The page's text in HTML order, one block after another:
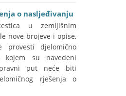
o nasljeđivanju
u zemljišnim
nove brojeve i opise,
djelomično
su navedeni
put neće biti
rješenja o